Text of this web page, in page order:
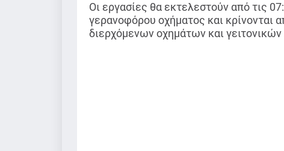
Οι εργασίες θα εκτελεστούν από τις
γερανοφόρου οχήματος και κρίνονται
διερχόμενων οχημάτων και γειτονικών